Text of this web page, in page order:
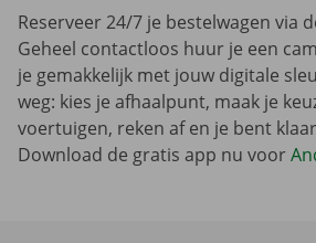
Reserveer 24/7 je bestelwagen via
Geheel contactloos huur je een
je gemakkelijk met jouw digitale
weg: kies je afhaalpunt, maak je
voertuigen, reken af en je bent
Download de gratis app nu voor